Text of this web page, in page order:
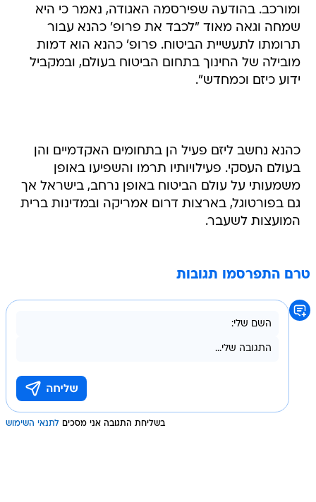
ומורכב. בהודעה שפירסמה האגודה, נאמר כי היא
שמחה וגאה מאוד "לכבד את פרופ' כהנא עבור
תרומתו לתעשיית הביטוח. פרופ' כהנא הוא דמות
מובילה של החינוך בתחום הביטוח בעולם, ובמקביל
ידוע כיזם וכמחדש".
כהנא נחשב ליזם פעיל הן בתחומים האקדמיים והן
בעולם העסקי. פעילויותיו תרמו והשפיעו באופן
משמעותי על עולם הביטוח באופן נרחב, בישראל אך
גם בפורטוגל, בארצות דרום אמריקה ובמדינות ברית
המועצות לשעבר.
טרם התפרסמו תגובות
בשליחת התגובה אני מסכים לתנאי השימוש